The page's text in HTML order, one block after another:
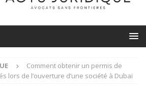
Comment obtenir un permis de
lors de l’ouverture d’une société à Dubaï